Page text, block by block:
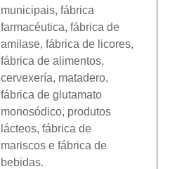
municipais, fábrica
farmacéutica, fábrica de
amilase, fábrica de licores,
fábrica de alimentos,
cervexería, matadero,
fábrica de glutamato
monosódico, produtos
lácteos, fábrica de
mariscos e fábrica de
bebidas.